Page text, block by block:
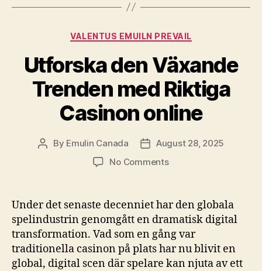
Categories
VALENTUS EMUILN PREVAIL
Utforska den Växande
Trenden med Riktiga
Casinon online
Post
By Emulin Canada
Post
date
August 28, 2025
No Commentson
Växande
Trenden
med
Riktiga
Casinon
online
Under det senaste decenniet har den globala
spelindustrin genomgått en dramatisk digital
transformation. Vad som en gång var
traditionella casinon på plats har nu blivit en
global, digital scen där spelare kan njuta av ett